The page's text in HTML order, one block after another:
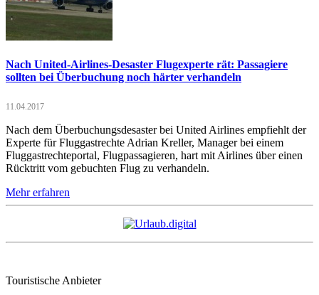
Nach United-Airlines-Desaster Flugexperte rät: Passagiere
sollten bei Überbuchung noch härter verhandeln
11.04.2017
Nach dem Überbuchungsdesaster bei United Airlines empfiehlt der
Experte für Fluggastrechte Adrian Kreller, Manager bei einem
Fluggastrechteportal, Flugpassagieren, hart mit Airlines über einen
Rücktritt vom gebuchten Flug zu verhandeln.
Mehr erfahren
Touristische Anbieter